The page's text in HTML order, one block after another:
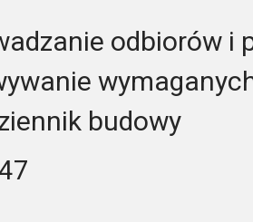
odbiorów i
budowy